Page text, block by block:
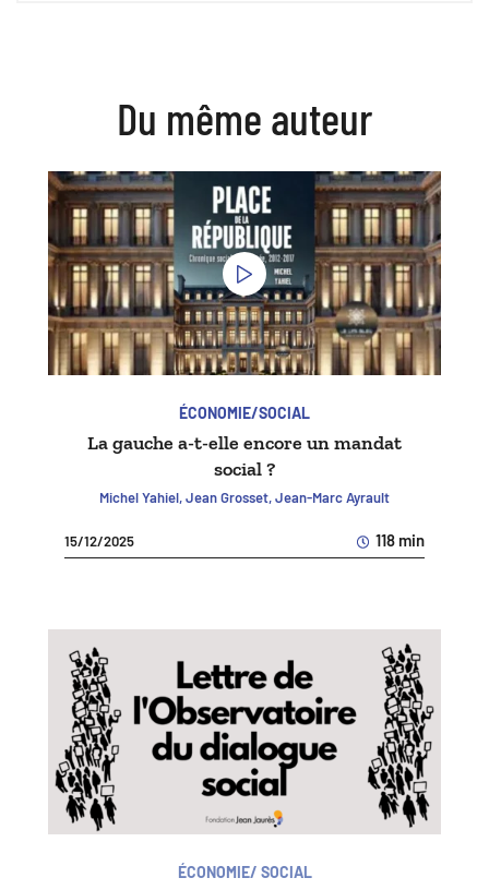
Du même auteur
ÉCONOMIE/SOCIAL
La gauche a-t-elle encore un mandat
social ?
Michel Yahiel, Jean Grosset, Jean-Marc Ayrault
15/12/2025 118 min
ÉCONOMIE/ SOCIAL